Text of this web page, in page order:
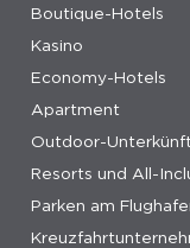
Boutique-Hotels
Kasino
Economy-Hotels
Apartment
Outdoor-
Resorts und All-
Parken am